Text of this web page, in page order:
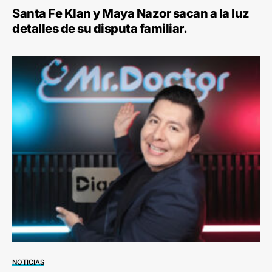
Santa Fe Klan y Maya Nazor sacan a la luz
detalles de su disputa familiar.
NOTICIAS